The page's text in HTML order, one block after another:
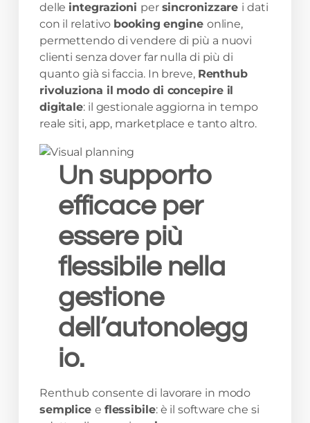
delle integrazioni per sincronizzare i dati
con il relativo booking engine online,
permettendo di vendere di più a nuovi
clienti senza dover far nulla di più di
quanto già si faccia. In breve, Renthub
rivoluziona il modo di concepire il
digitale: il gestionale aggiorna in tempo
reale siti, app, marketplace e tanto altro.
Un supporto
efficace per
essere più
flessibile nella
gestione
dell’autonolegg
io.
Renthub consente di lavorare in modo
semplice e flessibile: è il software che si